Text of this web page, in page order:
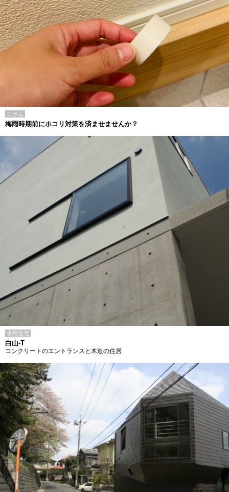
コラム
梅雨時期前にホコリ対策を済ませませんか？
併用住宅
白山-T
コンクリートのエントランスと木造の住居